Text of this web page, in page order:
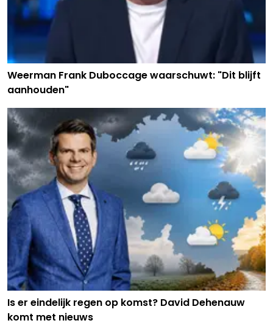
Weerman Frank Duboccage waarschuwt: "Dit blijft
aanhouden"
Is er eindelijk regen op komst? David Dehenauw
komt met nieuws